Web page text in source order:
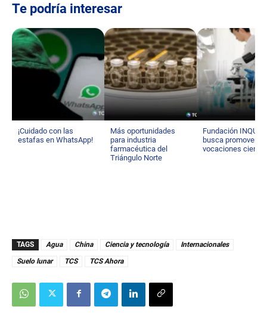
Te podría interesar
¡Cuidado con las
estafas en WhatsApp!
Más oportunidades
para industria
farmacéutica del
Triángulo Norte
Fundación
busca promover
vocaciones
TAGS Agua China Ciencia y tecnología
Internacionales
Suelo lunar
TCS TCS Ahora